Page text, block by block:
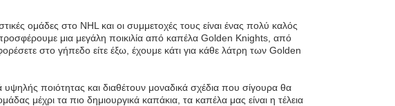
ομάδες στο NHL και οι συμμετοχές τους είναι ένας πολύ καλός
μια μεγάλη ποικιλία από καπέλα Golden Knights, από
στο γήπεδο είτε έξω, έχουμε κάτι για κάθε λάτρη των Golden
ποιότητας και διαθέτουν μοναδικά σχέδια που σίγουρα θα
μέχρι τα πιο δημιουργικά καπάκια, τα καπέλα μας είναι η τέλεια